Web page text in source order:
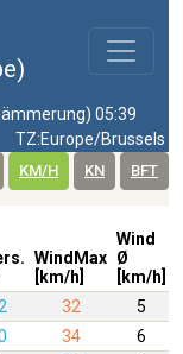
05:39
TZ:Europe/Brussels
KM/H KN BFT
WindMax
[km/h]
Wind
Ø
[km/h]
32
5
34 6